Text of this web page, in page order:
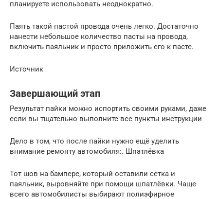
планируете использовать неоднократно.
Паять такой пастой провода очень легко. Достаточно
нанести небольшое количество пасты на провода,
включить паяльник и просто приложить его к пасте.
Источник
Завершающий этап
Результат пайки можно испортить своими руками, даже
если вы тщательно выполните все пункты инструкции
Дело в том, что после пайки нужно ещё уделить
внимание ремонту автомобиля:. Шпатлёвка
Тот шов на бампере, который оставили сетка и
паяльник, выровняйте при помощи шпатлёвки. Чаще
всего автомобилисты выбирают полиэфирное